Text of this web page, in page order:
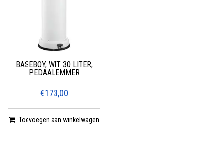
BASEBOY, WIT 30 LITER,
PEDAALEMMER
€173,00
Toevoegen aan winkelwagen